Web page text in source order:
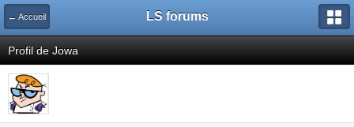
← Accueil LS forums
Profil de Jowa